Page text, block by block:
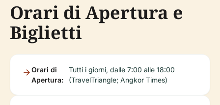
Orari di Apertura e
Biglietti
Orari di
Apertura:
Tutti i giorni, dalle 7:00 alle 18:00
(TravelTriangle; Angkor Times)